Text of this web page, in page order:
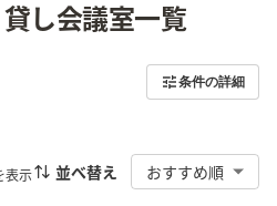
し会議室一覧
条件の詳細
表示 並べ替え おすすめ順